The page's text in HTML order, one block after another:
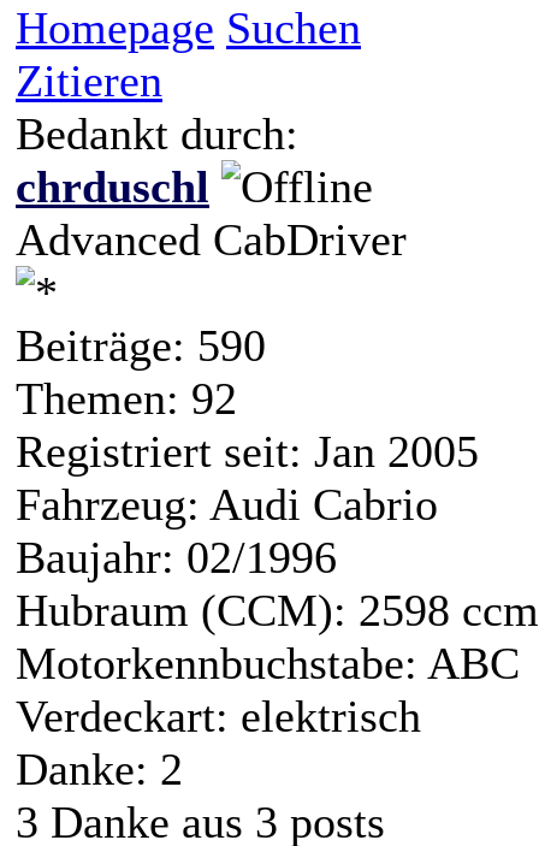
Homepage Suchen
Zitieren
Bedankt durch:
chrduschl
Advanced CabDriver
Beiträge: 590
Themen: 92
Registriert seit: Jan 2005
Fahrzeug: Audi Cabrio
Baujahr: 02/1996
Hubraum (CCM): 2598 ccm
Motorkennbuchstabe: ABC
Verdeckart: elektrisch
Danke: 2
3 Danke aus 3 posts